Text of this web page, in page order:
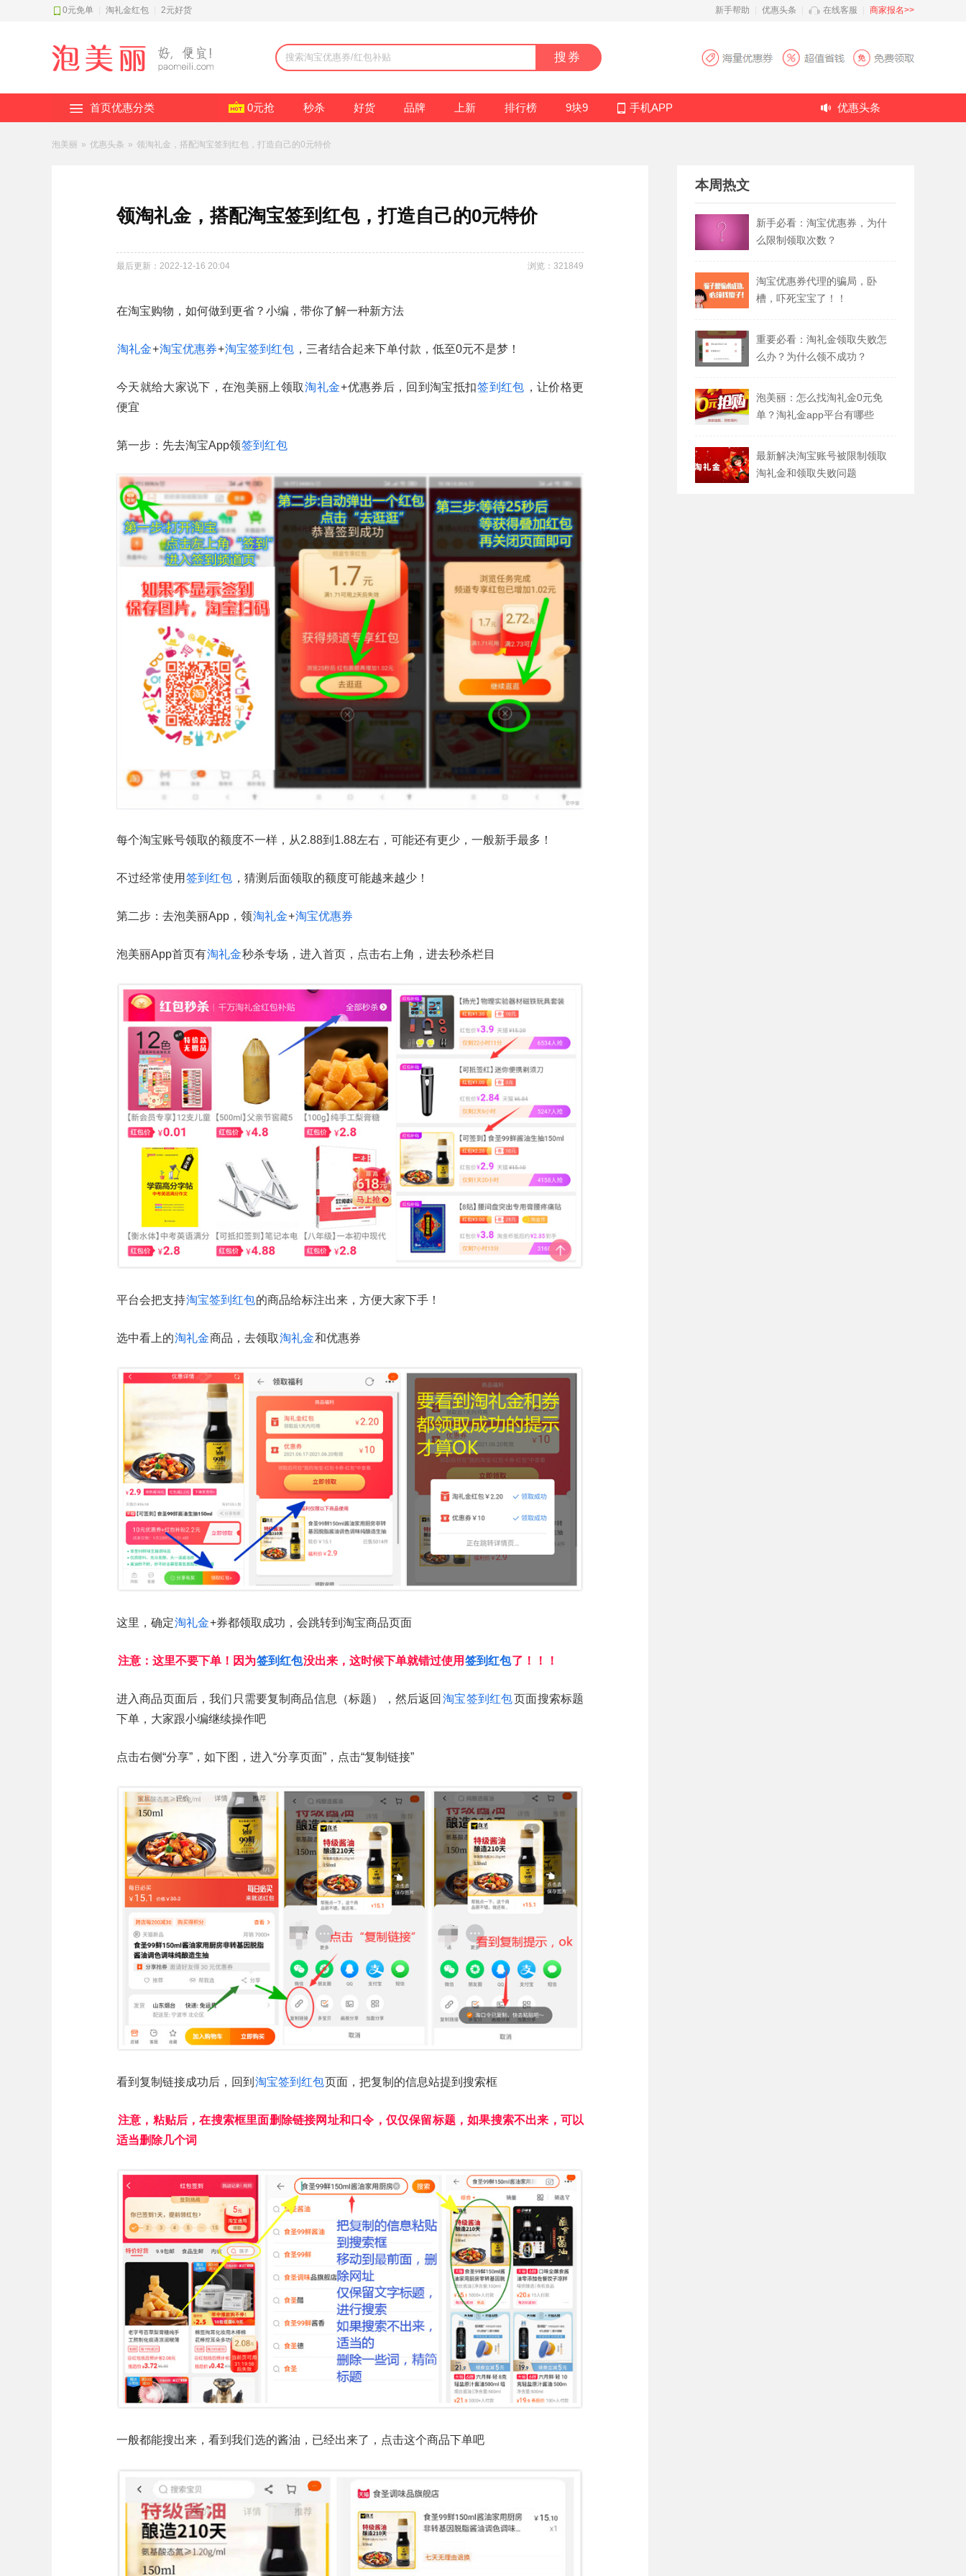
0元免单 淘礼金红包 2元好货 新手帮助 优惠头条 在线客服 商家报名>>
搜券
首页优惠分类 0元抢 秒杀 好货 品牌 上新 排行榜 9块9 手机APP 优惠头条
泡美丽 » 优惠头条 » 领淘礼金，搭配淘宝签到红包，打造自己的0元特价
领淘礼金，搭配淘宝签到红包，打造自己的0元特价
最后更新：2022-12-16 20:04 浏览：321849
在淘宝购物，如何做到更省？小编，带你了解一种新方法
淘礼金+淘宝优惠券+淘宝签到红包 ，三者结合起来下单付款，低至0元不是梦！
今天就给大家说下，在泡美丽上领取淘礼金+优惠券后，回到淘宝抵扣签到红包 ，让价格更
便宜
第一步：先去淘宝App领签到红包
每个淘宝账号领取的额度不一样，从2.88到1.88左右，可能还有更少，一般新手最多！
不过经常使用 签到红包 ，猜测后面领取的额度可能越来越少！
第二步：去泡美丽App，领淘礼金+淘宝优惠券
泡美丽App首页有淘礼金秒杀专场，进入首页，点击右上角，进去秒杀栏目
平台会把支持淘宝签到红包的商品给标注出来，方便大家下手！
选中看上的淘礼金商品，去领取淘礼金和优惠券
这里，确定淘礼金+券都领取成功，会跳转到淘宝商品页面
注意：这里不要下单！因为签到红包没出来，这时候下单就错过使用 签到红包了！！！
进入商品页面后，我们只需要复制商品信息（标题），然后返回 淘宝签到红包页面搜索标题
下单，大家跟小编继续操作吧
点击右侧“分享”，如下图，进入“分享页面”，点击“复制链接”
看到复制链接成功后，回到 淘宝签到红包页面，把复制的信息站提到搜索框
注意，粘贴后，在搜索框里面删除链接网址和口令，仅仅保留标题，如果搜索不出来，可以
适当删除几个词
一般都能搜出来，看到我们选的酱油，已经出来了，点击这个商品下单吧
本周热文
新手必看：淘宝优惠券，为什
么限制领取次数？
淘宝优惠券代理的骗局，卧
槽，吓死宝宝了！！
重要必看：淘礼金领取失败怎
么办？为什么领不成功？
泡美丽：怎么找淘礼金0元免
单？淘礼金app平台有哪些
最新解决淘宝账号被限制领取
淘礼金和领取失败问题